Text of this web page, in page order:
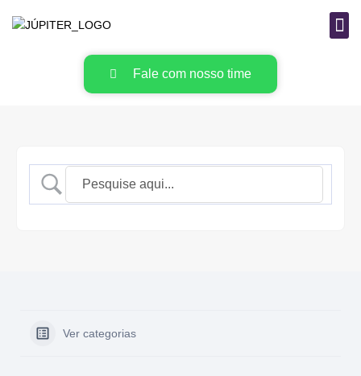
Fale com nosso time
Ver categorias